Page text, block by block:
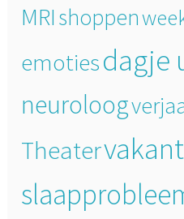
MRI shoppen
emotiesdagje
neuroloog
Theater